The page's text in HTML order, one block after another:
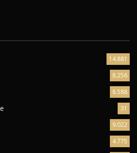
14.881
8.256
8.588
31
9.022
4.775